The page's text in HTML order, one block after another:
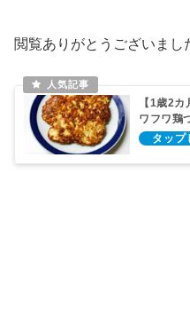
閲覧ありがとうございまし
【1歳2
ワフワ鶏